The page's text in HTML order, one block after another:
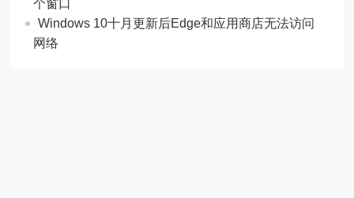
个窗口
Windows 10十月更新后Edge和应用商店无法访问
网络